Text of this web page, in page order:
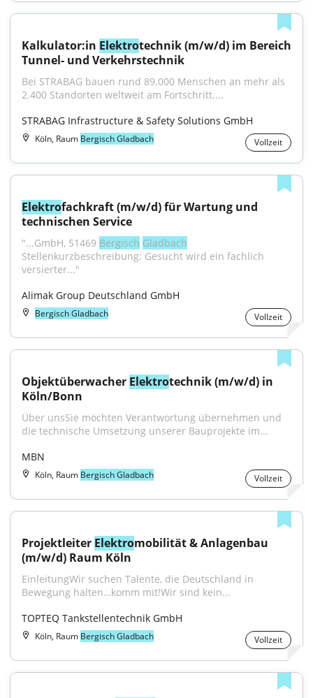
Kalkulator:in Elektrotechnik (m/w/d) im Bereich
Tunnel- und Verkehrstechnik
Bei STRABAG bauen rund 89.000 Menschen an mehr als
2.400 Standorten weltweit am Fortschritt....
STRABAG Infrastructure & Safety Solutions GmbH
Köln, Raum Bergisch Gladbach Vollzeit
Elektrofachkraft (m/w/d) für Wartung und
technischen Service
"...GmbH, 51469 Bergisch Gladbach
Stellenkurzbeschreibung: Gesucht wird ein fachlich
versierter..."
Alimak Group Deutschland GmbH
Bergisch Gladbach Vollzeit
Objektüberwacher Elektrotechnik (m/w/d) in
Köln/Bonn
Über unsSie möchten Verantwortung übernehmen und
die technische Umsetzung unserer Bauprojekte im...
MBN
Köln, Raum Bergisch Gladbach Vollzeit
Projektleiter Elektromobilität & Anlagenbau
(m/w/d) Raum Köln
EinleitungWir suchen Talente, die Deutschland in
Bewegung halten…komm mit!Wir sind kein...
TOPTEQ Tankstellentechnik GmbH
Köln, Raum Bergisch Gladbach Vollzeit